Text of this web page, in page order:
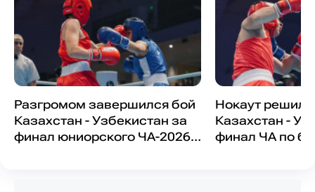
Разгромом завершился бой
Казахстан - Узбекистан за
финал юниорского ЧА-2026
Нокаут решил
Казахстан -
финал ЧА по